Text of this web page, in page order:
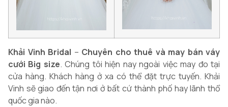
Khải Vinh Bridal – Chuyên cho thuê và may bán váy
cưới Big size. Chúng tôi hiện nay ngoài việc may đo tại
cửa hàng. Khách hàng ở xa có thể đặt trực tuyến. Khải
Vinh sẽ giao đến tận nơi ở bất cứ thành phố hay lãnh thổ
quốc gia nào.